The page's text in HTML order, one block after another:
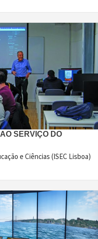
SERVIÇO DO
e Ciências (ISEC Lisboa)